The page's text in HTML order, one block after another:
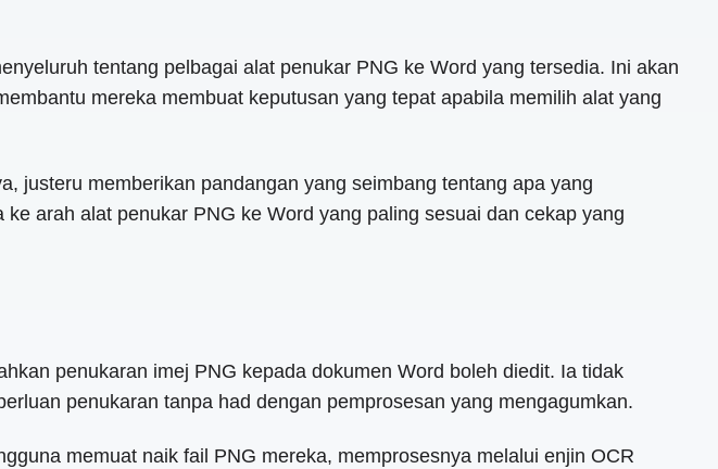
tentang pelbagai alat penukar PNG ke Word yang tersedia. Ini akan
mereka membuat keputusan yang tepat apabila memilih alat yang
justeru memberikan pandangan yang seimbang tentang apa yang
arah alat penukar PNG ke Word yang paling sesuai dan cekap yang
penukaran imej PNG kepada dokumen Word boleh diedit. Ia tidak
penukaran tanpa had dengan pemprosesan yang mengagumkan.
memuat naik fail PNG mereka, memprosesnya melalui enjin OCR